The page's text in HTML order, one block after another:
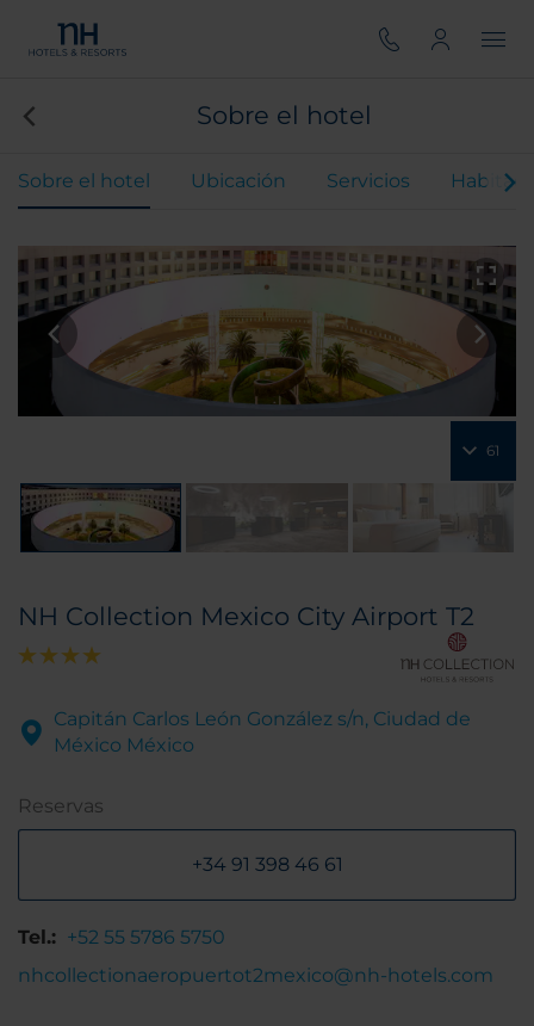
Sobre el hotel
Sobre el hotel Ubicación Servicios
61
NH Collection Mexico City Airport T2
Capitán Carlos León González s/n, Ciudad de
México México
Reservas
+34 91 398 46 61
Tel.: +52 55 5786 5750
nhcollectionaeropuertot2mexico@nh-hotels.com